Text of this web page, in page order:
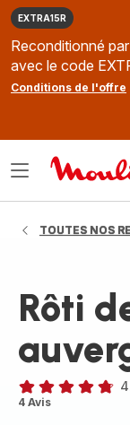
EXTRA15R
Reconditionné
avec le code
Conditions de l'offre
Ouvrir
TOUTES NOS
Rôti
ratings.4.7
4 Avis